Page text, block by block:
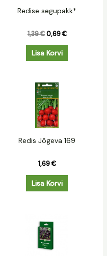
Redise segupakk*
1,39€ 0,69€
Lisa Korvi
Redis Jõgeva 169
1,69€
Lisa Korvi